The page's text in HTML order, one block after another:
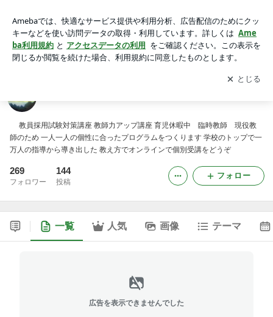
アプリをダウンロードして ブログの更新通知
を受け取りまし
ょう。
開く
教員採用試験対策講座 教師力アップ講座 育児休暇中 臨時教師 現役教
師のため 一人一人の個性に合ったプログラムをつくります 学校のトップで一
万人の指導から導き出した 教え方でオンラインで個別受講をどうぞ
269
フォロワー
144
投稿
フォロー
一覧 人気 画像 テーマ
広告を表示できませんでした